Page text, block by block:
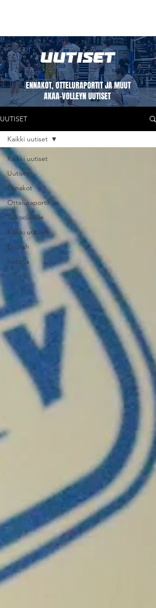
UUTISET
ENNAKOT, OTTELURAPORTIT JA MUUT
AKAA-VOLLEYN UUTISET
UUTISET
Kaikki uutiset
Uutiset
Ennakot
Otteluraportit
Talkoolaisille
Kaikki uutiset
English
historia
Kaikki uutiset